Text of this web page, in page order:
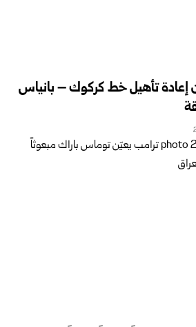
إعادة تأهيل خط كركوك – بانياس